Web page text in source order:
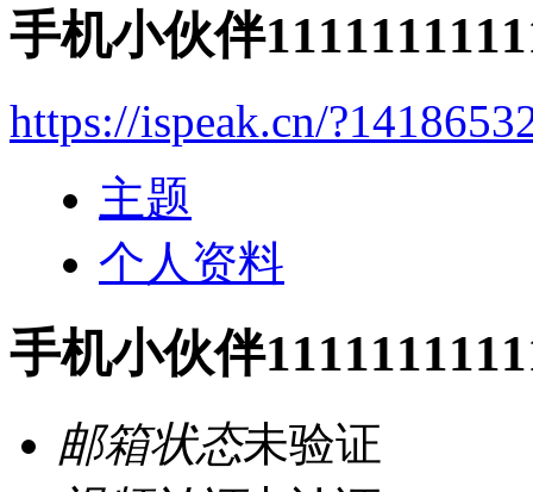
手机小伙伴
https://ispeak.cn/
主题
个人资料
手机小伙伴
邮箱状态未验证